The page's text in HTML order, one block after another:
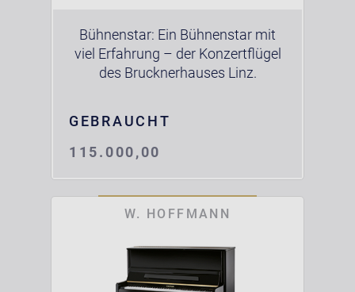
Bühnenstar: Ein Bühnenstar mit
viel Erfahrung – der Konzertflügel
des Brucknerhauses Linz.
GEBRAUCHT
115.000,00
W. HOFFMANN